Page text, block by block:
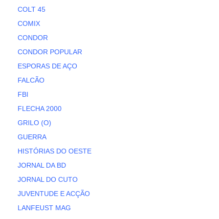
COLT 45
COMIX
CONDOR
CONDOR POPULAR
ESPORAS DE AÇO
FALCÃO
FBI
FLECHA 2000
GRILO (O)
GUERRA
HISTÓRIAS DO OESTE
JORNAL DA BD
JORNAL DO CUTO
JUVENTUDE E ACÇÃO
LANFEUST MAG